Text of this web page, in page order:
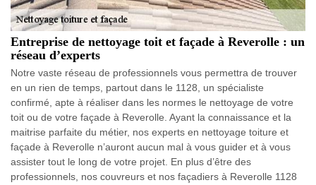
Entreprise de nettoyage toit et façade à Reverolle : un
réseau d’experts
Notre vaste réseau de professionnels vous permettra de trouver
en un rien de temps, partout dans le 1128, un spécialiste
confirmé, apte à réaliser dans les normes le nettoyage de votre
toit ou de votre façade à Reverolle. Ayant la connaissance et la
maitrise parfaite du métier, nos experts en nettoyage toiture et
façade à Reverolle n’auront aucun mal à vous guider et à vous
assister tout le long de votre projet. En plus d’être des
professionnels, nos couvreurs et nos façadiers à Reverolle 1128